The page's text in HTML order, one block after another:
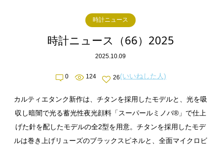
時計ニュース
時計ニュース（66）2025
2025.10.09
0 124 26(いいねした人)
カルティエタンク新作は、チタンを採用したモデルと、光を吸
収し暗闇で光る蓄光性夜光顔料「スーパールミノバ®」で仕上
げた針を配したモデルの全2型を用意。チタンを採用したモデ
ルは巻き上げリューズのブラックスピネルと、全面マイクロビ